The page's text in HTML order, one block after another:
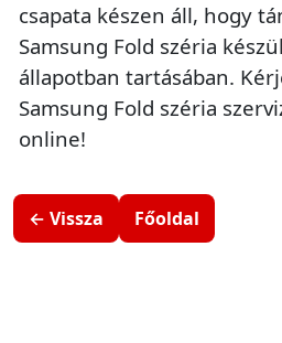
csapata készen áll, hogy
Samsung Fold széria
állapotban tartásában.
Samsung Fold széria
online!
← Vissza Főoldal